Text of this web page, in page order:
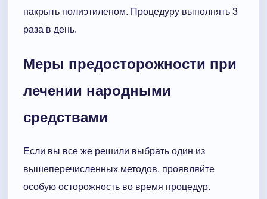
накрыть полиэтиленом. Процедуру выполнять 3
раза в день.
Меры предосторожности при
лечении народными
средствами
Если вы все же решили выбрать один из
вышеперечисленных методов, проявляйте
особую осторожность во время процедур.